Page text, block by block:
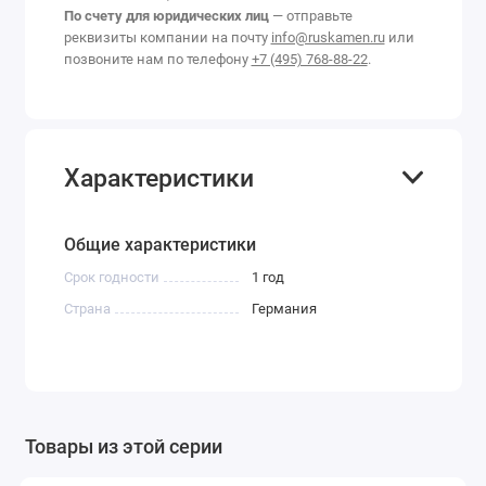
По счету для юридических лиц — отправьте
реквизиты компании на почту info@ruskamen.ruили
позвоните нам по телефону +7 (495) 768-88-22.
Характеристики
Общие характеристики
Срок годности
1 год
Страна
Германия
Товары из этой серии